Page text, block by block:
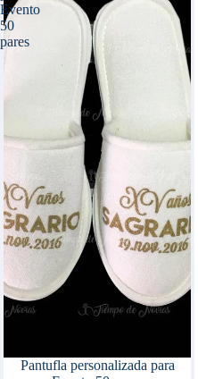
Evento
50
pares
Pantufla personalizada para